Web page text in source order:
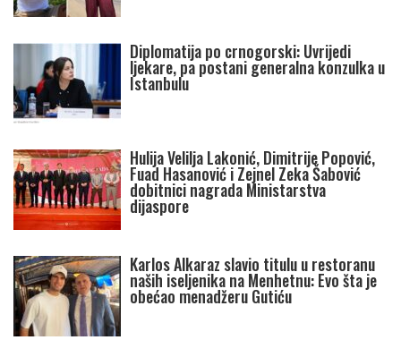
Diplomatija po crnogorski: Uvrijedi
ljekare, pa postani generalna konzulka u
Istanbulu
Hulija Velilja Lakonić, Dimitrije Popović,
Fuad Hasanović i Zejnel Zeka Šabović
dobitnici nagrada Ministarstva
dijaspore
Karlos Alkaraz slavio titulu u restoranu
naših iseljenika na Menhetnu: Evo šta je
obećao menadžeru Gutiću